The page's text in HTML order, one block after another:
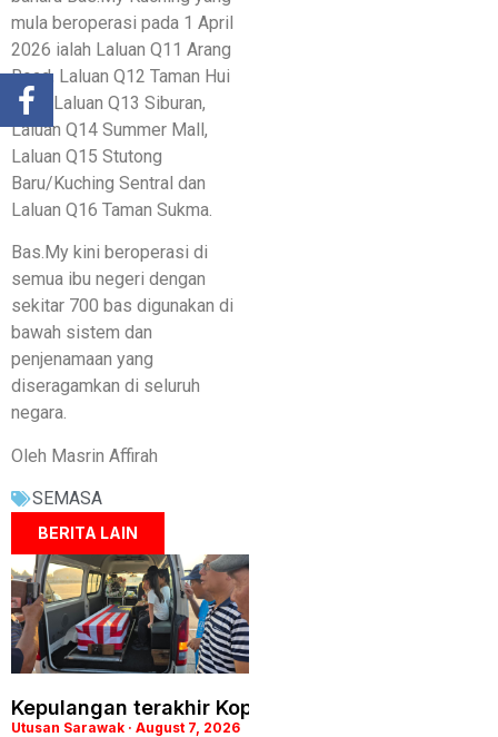
mula beroperasi pada 1 April
2026 ialah Laluan Q11 Arang
Road, Laluan Q12 Taman Hui
Sing, Laluan Q13 Siburan,
Laluan Q14 Summer Mall,
Laluan Q15 Stutong
Baru/Kuching Sentral dan
Laluan Q16 Taman Sukma.
Bas.My kini beroperasi di
semua ibu negeri dengan
sekitar 700 bas digunakan di
bawah sistem dan
penjenamaan yang
diseragamkan di seluruh
negara.
Oleh Masrin Affirah
SEMASA
BERITA LAIN
Kepulangan terakhir Koperal Chiu, keluarga
Utusan Sarawak August 7, 2026